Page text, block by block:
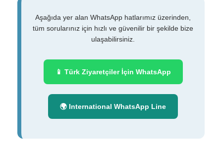
Aşağıda yer alan WhatsApp hatlarımız üzerinden,
tüm sorularınız için hızlı ve güvenilir bir şekilde bize
ulaşabilirsiniz.
📱 Türk Ziyaretçiler İçin WhatsApp
🌍 International WhatsApp Line